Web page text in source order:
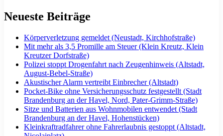
Neueste Beiträge
Körperverletzung gemeldet (Neustadt, Kirchhofstraße)
Mit mehr als 3,5 Promille am Steuer (Klein Kreutz, Klein
Kreutzer Dorfstraße)
Polizei stoppt Drogenfahrt nach Zeugenhinweis (Altstadt,
August-Bebel-Straße)
Akustischer Alarm vertreibt Einbrecher (Altstadt)
Pocket-Bike ohne Versicherungsschutz festgestellt (Stadt
Brandenburg an der Havel, Nord, Pater-Grimm-Straße)
Sitze und Batterien aus Wohnmobilen entwendet (Stadt
Brandenburg an der Havel, Hohenstücken)
Kleinkraftradfahrer ohne Fahrerlaubnis gestoppt (Altstadt,